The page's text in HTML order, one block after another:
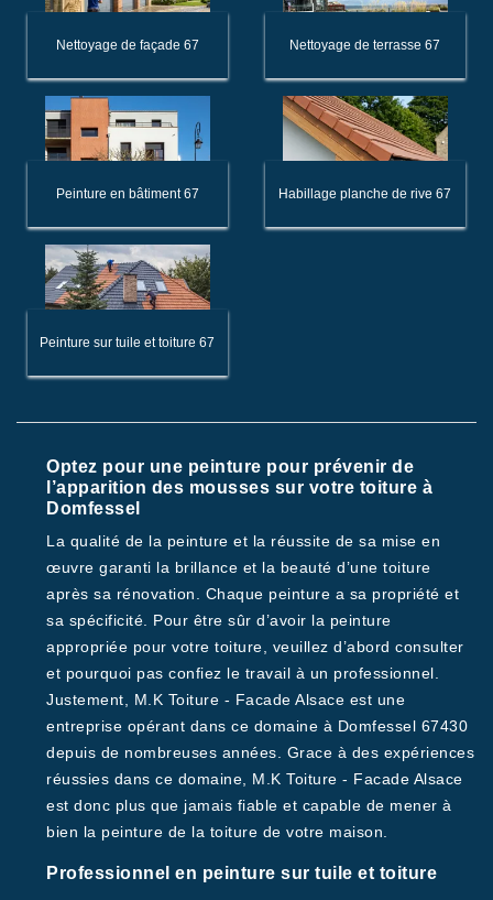
Nettoyage de façade 67 Nettoyage de terrasse 67
Peinture en bâtiment 67 Habillage planche de rive 67
Peinture sur tuile et toiture 67
Optez pour une peinture pour prévenir de
l’apparition des mousses sur votre toiture à
Domfessel
La qualité de la peinture et la réussite de sa mise en
œuvre garanti la brillance et la beauté d’une toiture
après sa rénovation. Chaque peinture a sa propriété et
sa spécificité. Pour être sûr d’avoir la peinture
appropriée pour votre toiture, veuillez d’abord consulter
et pourquoi pas confiez le travail à un professionnel.
Justement, M.K Toiture - Facade Alsace est une
entreprise opérant dans ce domaine à Domfessel 67430
depuis de nombreuses années. Grace à des expériences
réussies dans ce domaine, M.K Toiture - Facade Alsace
est donc plus que jamais fiable et capable de mener à
bien la peinture de la toiture de votre maison.
Professionnel en peinture sur tuile et toiture